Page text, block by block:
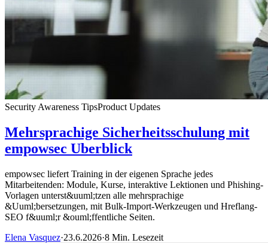
Security Awareness TipsProduct Updates
Mehrsprachige Sicherheitsschulung mit
empowsec Uberblick
empowsec liefert Training in der eigenen Sprache jedes
Mitarbeitenden: Module, Kurse, interaktive Lektionen und Phishing-
Vorlagen unterst&uuml;tzen alle mehrsprachige
&Uuml;bersetzungen, mit Bulk-Import-Werkzeugen und Hreflang-
SEO f&uuml;r &ouml;ffentliche Seiten.
Elena Vasquez·23.6.2026·8 Min. Lesezeit